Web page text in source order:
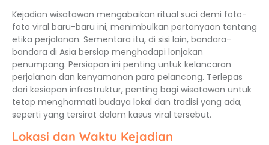
Kejadian wisatawan mengabaikan ritual suci demi foto-
foto viral baru-baru ini, menimbulkan pertanyaan tentang
etika perjalanan. Sementara itu, di sisi lain, bandara-
bandara di Asia bersiap menghadapi lonjakan
penumpang. Persiapan ini penting untuk kelancaran
perjalanan dan kenyamanan para pelancong. Terlepas
dari kesiapan infrastruktur, penting bagi wisatawan untuk
tetap menghormati budaya lokal dan tradisi yang ada,
seperti yang tersirat dalam kasus viral tersebut.
Lokasi dan Waktu Kejadian